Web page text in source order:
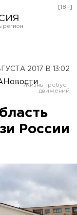
[18+]
2017 В 13:02
России